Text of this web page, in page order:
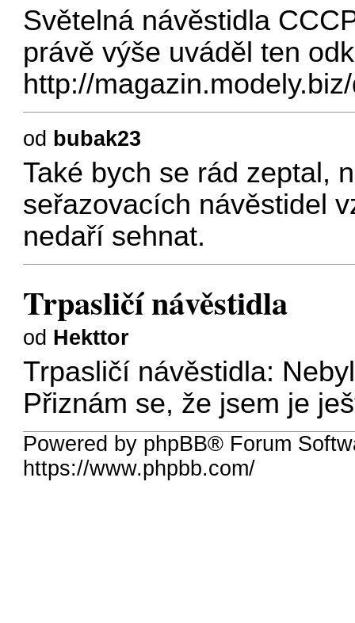
Světelná návěstidla
právě výše uváděl ten
http://
od bubak23
Také bych se rád zeptal,
seřazovacích návěstidel
nedaří sehnat.
Trpasličí návěstidla
od Hekttor
Trpasličí návěstidla:
Přiznám se, že jsem je
Powered by phpBB® Forum
https://www.phpbb.com/